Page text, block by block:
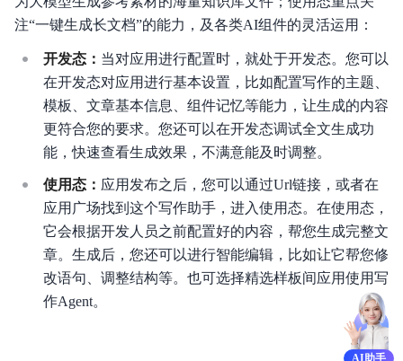
发
平台介绍
模型介绍
Token Plan 个人版
Token Plan 企业版
注“一键生成长文档”的能力，及各类AI组件的灵活运用：
开发态： 当对应用进行配置时，就处于开发态。您可以
在开发态对应用进行基本设置，比如配置写作的主题、
模板、文章基本信息、组件记忆等能力，让生成的内容
更符合您的要求。您还可以在开发态调试全文生成功
能，快速查看生成效果，不满意能及时调整。
使用态： 应用发布之后，您可以通过Url链接，或者在
应用广场找到这个写作助手，进入使用态。在使用态，
它会根据开发人员之前配置好的内容，帮您生成完整文
章。生成后，您还可以进行智能编辑，比如让它帮您修
改语句、调整结构等。也可选择精选样板间应用使用写
作Agent。
AI助手